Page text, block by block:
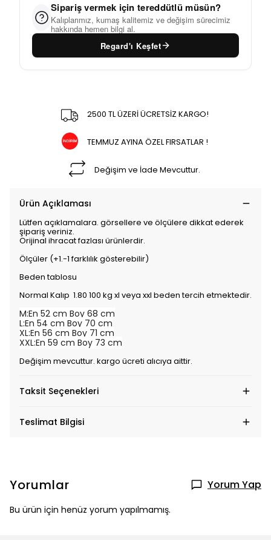
Sipariş vermek için tereddütlü müsün?
Kalıplarımız, kumaş kalitemiz ve değişim sürecimiz
hakkında hemen bilgi al.
Regard'ı Keşfet
2500 TL ÜZERİ ÜCRETSİZ KARGO!
TEMMUZ AYINA ÖZEL FIRSATLAR !
Değişim ve İade Mevcuttur.
Ürün Açıklaması
Lütfen açıklamalara. görsellere ve ölçülere dikkat ederek
şipariş veriniz.
Orijinal ihracat fazlası ürünlerdir.
Ölçüler (+1.-1 farklılık gösterebilir)
Beden tablosu
Normal Kalıp 1.80 100 kg xl veya xxl beden tercih etmektedir.
M:En 52 cm Boy 68 cm
L:En 54 cm Boy 70 cm
XL:En 56 cm Boy 71 cm
XXL:En 59 cm Boy 73 cm
Değişim mevcuttur. kargo ücreti alıcıya aittir.
Taksit Seçenekleri
Teslimat Bilgisi
Yorumlar Yorum Yap
Bu ürün için henüz yorum yapılmamış.